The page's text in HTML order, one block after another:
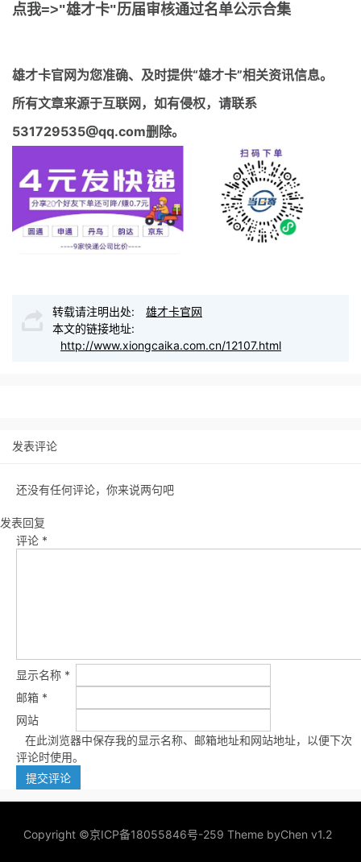
点我=>"雄才卡"历届审核通过名单公示合集
雄才卡官网为您准确、及时提供“雄才卡”相关资讯信息。
所有文章来源于互联网，如有侵权，请联系
531729535@qq.com删除。
转载请注明出处:
雄才卡官网
本文的链接地址:
http://www.xiongcaika.com.cn/12107.html
发表评论
还没有任何评论，你来说两句吧
发表回复
评论 *
显示名称 *
邮箱 *
网站
在此浏览器中保存我的显示名称、邮箱地址和网站地址，以便下次
评论时使用。
Copyright ©京ICP备18055846号-259 Theme byChen v1.2